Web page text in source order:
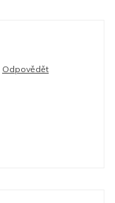
Odpovědět